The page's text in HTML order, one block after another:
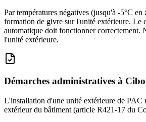
Par températures négatives (jusqu'à -5°C
formation de givre sur l'unité extérieure. Le
automatique doit fonctionner correctement.
l'unité extérieure.
Démarches administratives à
L'installation d'une unité extérieure de PAC
extérieur du bâtiment (article R421-17 du